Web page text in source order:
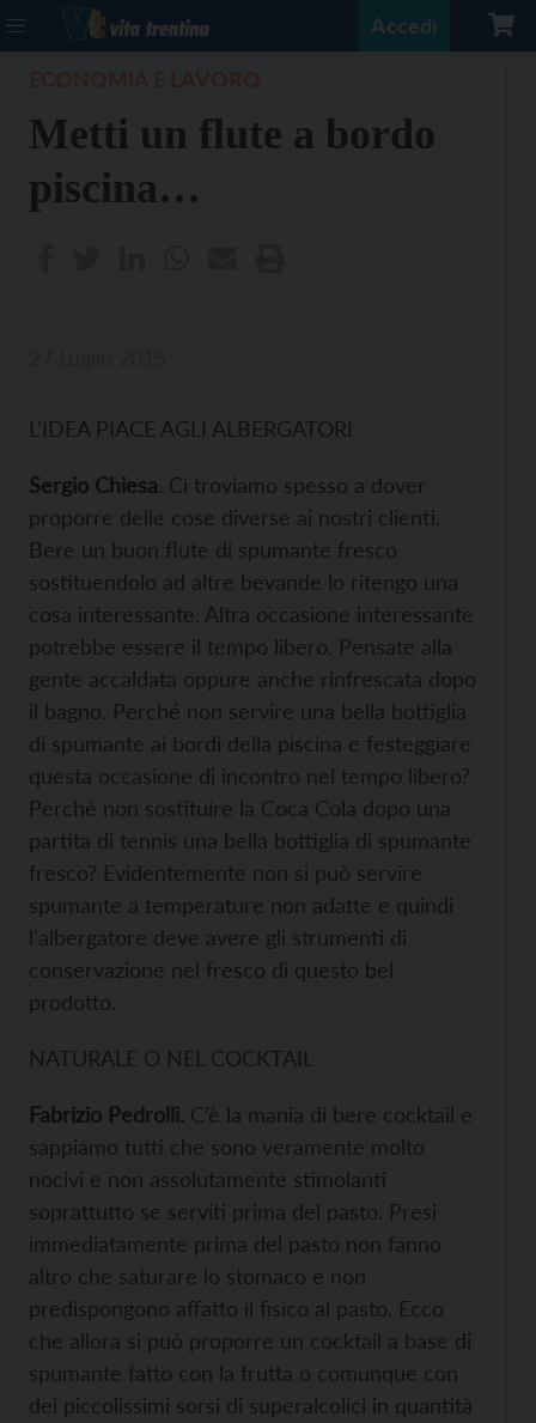
Accedi
Metti un flute a bordo
piscina…
L’IDEA PIACE AGLI ALBERGATORI
Sergio Chiesa. Ci troviamo spesso a dover
proporre delle cose diverse ai nostri clienti.
Bere un buon flute di spumante fresco
sostituendolo ad altre bevande lo ritengo una
cosa interessante. Altra occasione interessante
potrebbe essere il tempo libero. Pensate alla
gente accaldata oppure anche rinfrescata dopo
il bagno. Perché non servire una bella bottiglia
di spumante ai bordi della piscina e festeggiare
questa occasione di incontro nel tempo libero?
Perché non sostituire la Coca Cola dopo una
partita di tennis una bella bottiglia di spumante
fresco? Evidentemente non si può servire
spumante a temperature non adatte e quindi
l‘albergatore deve avere gli strumenti di
conservazione nel fresco di questo bel
prodotto.
NATURALE O NEL COCKTAIL
Fabrizio Pedrolli. C’è la mania di bere cocktail e
sappiamo tutti che sono veramente molto
nocivi e non assolutamente stimolanti
soprattutto se serviti prima del pasto. Presi
immediatamente prima del pasto non fanno
altro che saturare lo stomaco e non
predispongono affatto il fisico al pasto. Ecco
che allora si può proporre un cocktail a base di
spumante fatto con la frutta o comunque con
dei piccolissimi sorsi di superalcolici in quantità